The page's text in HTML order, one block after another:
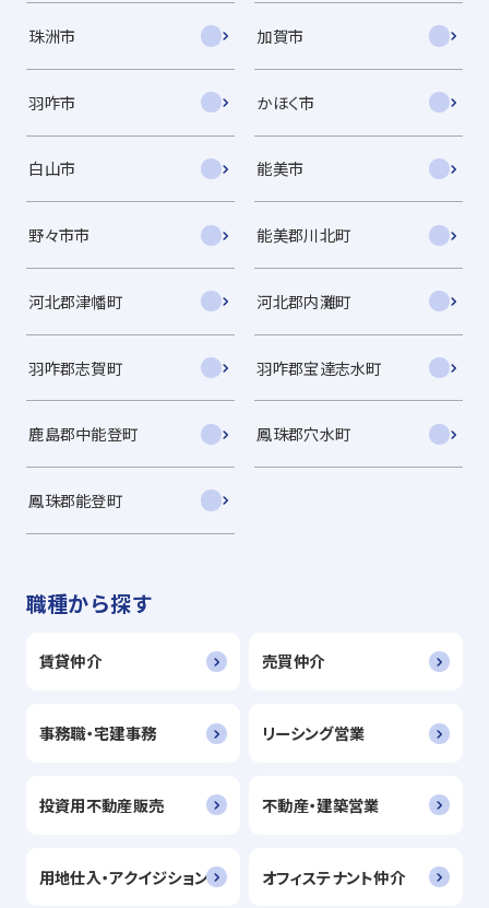
珠洲市 加賀市
羽咋市 かほく市
白山市 能美市
野々市市 能美郡川北町
河北郡津幡町 河北郡内灘町
羽咋郡志賀町 羽咋郡宝達志水町
鹿島郡中能登町 鳳珠郡穴水町
鳳珠郡能登町
職種から探す
賃貸仲介 売買仲介
事務職・宅建事務 リーシング営業
投資用不動産販売 不動産・建築営業
用地仕入・アクイジション オフィステナント仲介